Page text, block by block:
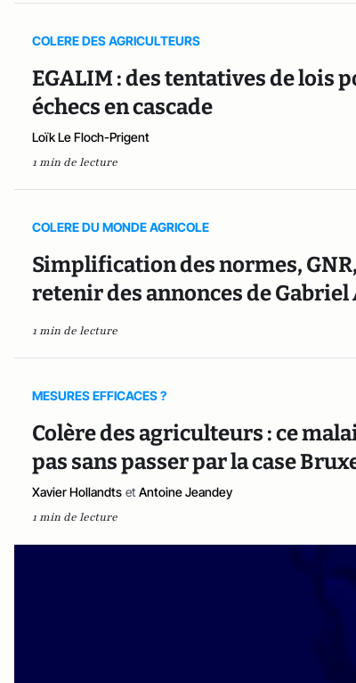
COLERE DES AGRICULTEURS
EGALIM : des tentatives de lois
échecs en cascade
Loïk Le Floch-Prigent
1 min de lecture
COLERE DU MONDE AGRICOLE
Simplification des normes,
retenir des annonces de
1 min de lecture
MESURES EFFICACES ?
Colère des agriculteurs : ce
pas sans passer par la case
Xavier Hollandts et Antoine Jeandey
1 min de lecture